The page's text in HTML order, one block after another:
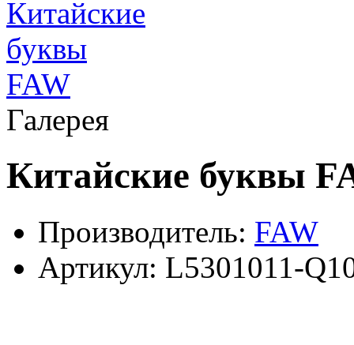
Галерея
Китайские буквы
Производитель: FAW
Артикул: L5301011-